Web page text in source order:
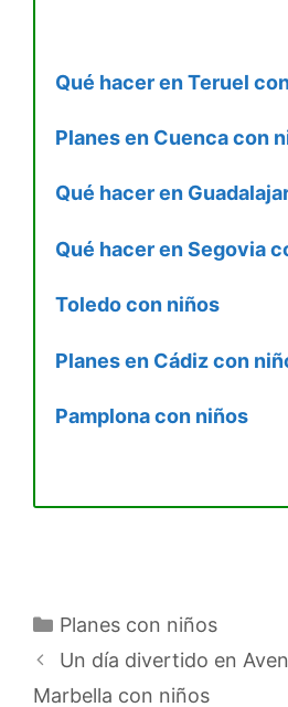
Qué hacer en Teruel
Planes en Cuenca con
Qué hacer en
Qué hacer en Segovia
Toledo con niños
Planes en Cádiz con
Pamplona con niños
Categorías
Planes con niños
Un día divertido en
Marbella con niños